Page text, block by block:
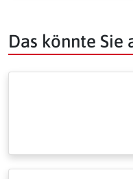
Das könnte Sie